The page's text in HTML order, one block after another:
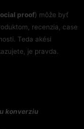
proof) môže byť
recenzia, case
Teda akési
je pravda.
konverziu